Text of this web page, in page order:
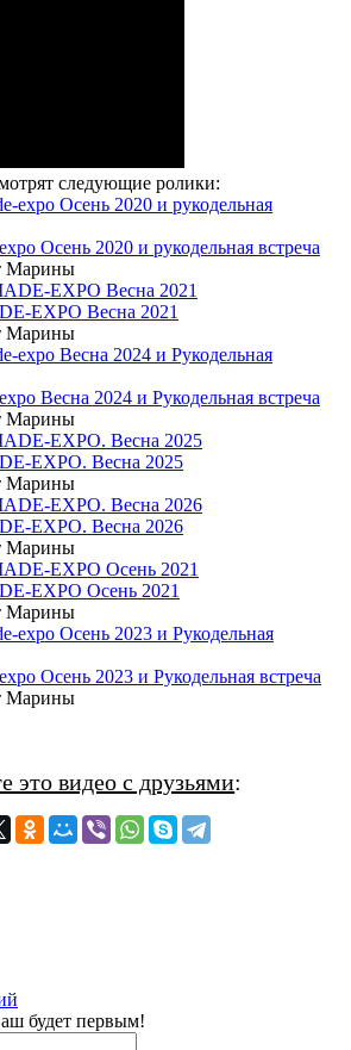
следующие ролики:
Осень 2020 и рукодельная встреча
Марины
EXPO Весна 2021
Марины
Весна 2024 и Рукодельная встреча
Марины
EXPO. Весна 2025
Марины
EXPO. Весна 2026
Марины
EXPO Осень 2021
Марины
Осень 2023 и Рукодельная встреча
Марины
это видео с друзьями:
будет первым!